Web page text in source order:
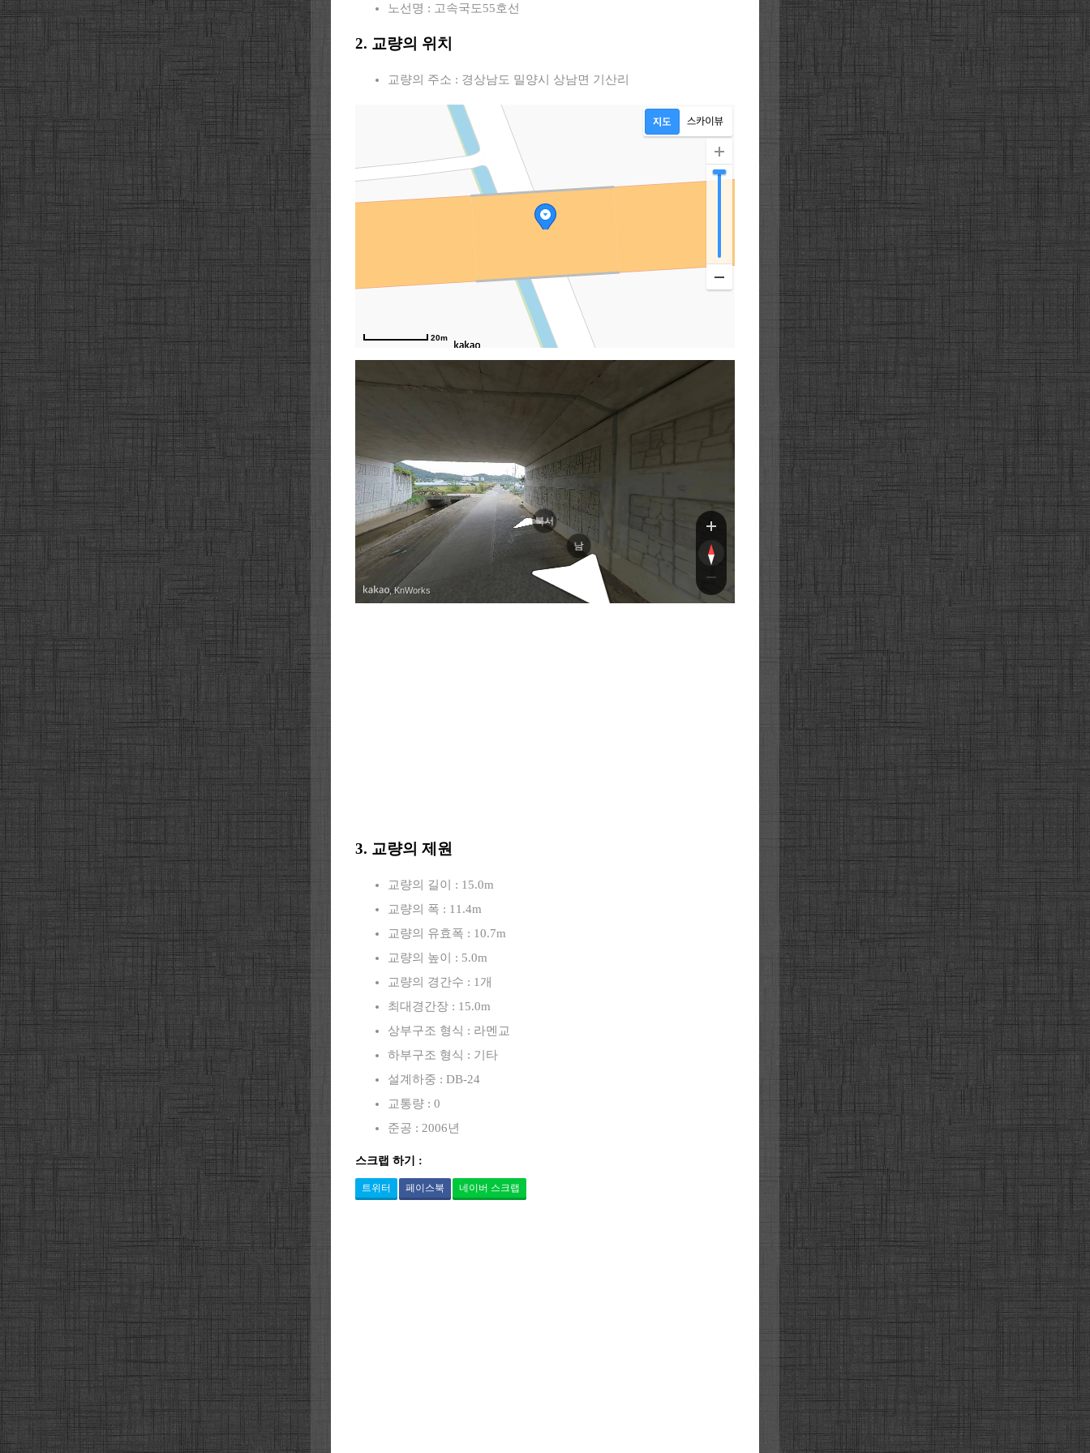
노선명 : 고속국도55호선
2. 교량의 위치
교량의 주소 : 경상남도 밀양시 상남면 기산리
20m
북서
남
, KnWorks
3. 교량의 제원
교량의 길이 : 15.0m
교량의 폭 : 11.4m
교량의 유효폭 : 10.7m
교량의 높이 : 5.0m
교량의 경간수 : 1개
최대경간장 : 15.0m
상부구조 형식 : 라멘교
하부구조 형식 : 기타
설계하중 : DB-24
교통량 : 0
준공 : 2006년
스크랩 하기 :
트위터 페이스북 네이버 스크랩